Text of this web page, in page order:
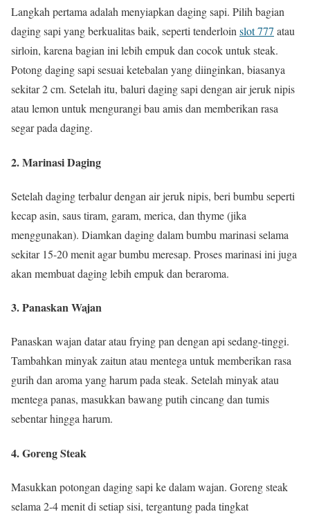
Langkah pertama adalah menyiapkan daging sapi. Pilih bagian
daging sapi yang berkualitas baik, seperti tenderloinslot 777 atau
sirloin, karena bagian ini lebih empuk dan cocok untuk steak.
Potong daging sapi sesuai ketebalan yang diinginkan, biasanya
sekitar 2 cm. Setelah itu, baluri daging sapi dengan air jeruk nipis
atau lemon untuk mengurangi bau amis dan memberikan rasa
segar pada daging.
2. Marinasi Daging
Setelah daging terbalur dengan air jeruk nipis, beri bumbu seperti
kecap asin, saus tiram, garam, merica, dan thyme (jika
menggunakan). Diamkan daging dalam bumbu marinasi selama
sekitar 15-20 menit agar bumbu meresap. Proses marinasi ini juga
akan membuat daging lebih empuk dan beraroma.
3. Panaskan Wajan
Panaskan wajan datar atau frying pan dengan api sedang-tinggi.
Tambahkan minyak zaitun atau mentega untuk memberikan rasa
gurih dan aroma yang harum pada steak. Setelah minyak atau
mentega panas, masukkan bawang putih cincang dan tumis
sebentar hingga harum.
4. Goreng Steak
Masukkan potongan daging sapi ke dalam wajan. Goreng steak
selama 2-4 menit di setiap sisi, tergantung pada tingkat